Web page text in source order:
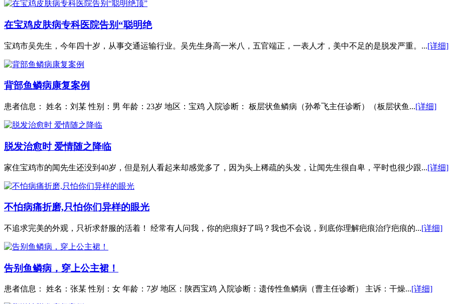
在宝鸡皮肤病专科医院告别“聪明绝
宝鸡市吴先生，今年四十岁，从事交通运输行业。吴先生身高一米八，五官端正，一表人才，美中不足的是脱发严重。...[详细]
背部鱼鳞病康复案例
患者信息： 姓名：刘某 性别：男 年龄：23岁 地区：宝鸡 入院诊断： 板层状鱼鳞病（孙希飞主任诊断）（板层状鱼...[详细]
脱发治愈时 爱情随之降临
家住宝鸡市的闻先生还没到40岁，但是别人看起来却感觉多了，因为头上稀疏的头发，让闻先生很自卑，平时也很少跟...[详细]
不怕病痛折磨,只怕你们异样的眼光
不追求完美的外观，只祈求舒服的活着！ 经常有人问我，你的疤痕好了吗？我也不会说，到底你理解疤痕治疗疤痕的...[详细]
告别鱼鳞病，穿上公主裙！
患者信息： 姓名：张某 性别：女 年龄：7岁 地区：陕西宝鸡 入院诊断：遗传性鱼鳞病（曹主任诊断） 主诉：干燥...[详细]